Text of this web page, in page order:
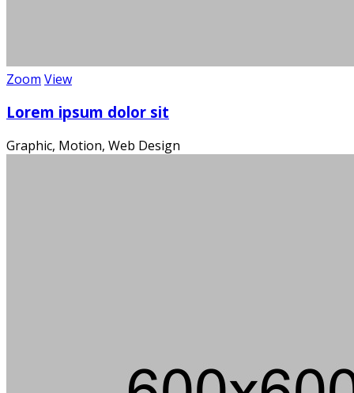
Zoom View
Lorem ipsum dolor sit
Graphic, Motion, Web Design